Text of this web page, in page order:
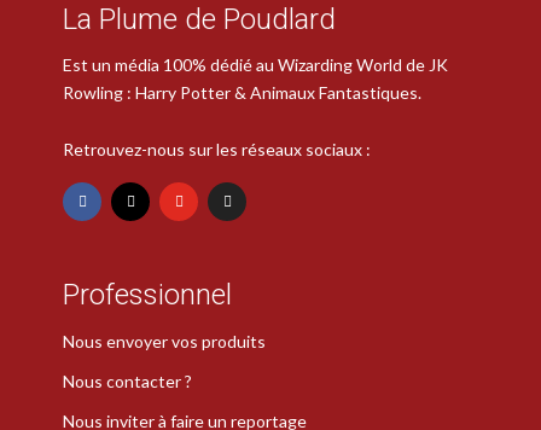
La Plume de Poudlard
Est un média 100% dédié au Wizarding World de JK
Rowling : Harry Potter & Animaux Fantastiques.
Retrouvez-nous sur les réseaux sociaux :
Professionnel
Nous envoyer vos produits
Nous contacter ?
Nous inviter à faire un reportage